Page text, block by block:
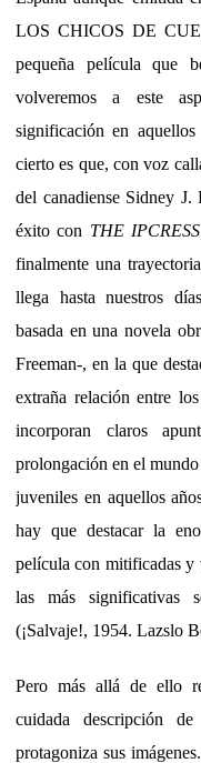
LOS CHICOS DE
pequeña película que
volveremos a este
significación en
cierto es que, con voz
del canadiense Sidney
éxito con THE
finalmente una
llega hasta nuestros
basada en una novela
Freeman-, en la que
extraña relación entre
incorporan claros
prolongación en el
juveniles en aquellos
hay que destacar la
película con mitificadas y
las más significativas
(¡Salvaje!, 1954. Lazslo
Pero más allá de ello
cuidada descripción
protagoniza sus